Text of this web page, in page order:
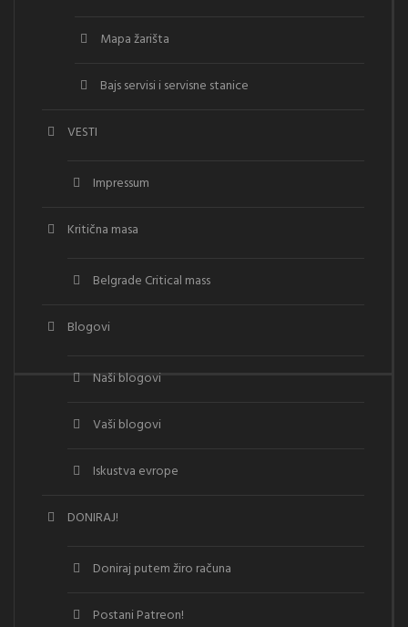
Mapa žarišta
Bajs servisi i servisne stanice
VESTI
Impressum
Kritična masa
Belgrade Critical mass
Blogovi
Naši blogovi
Vaši blogovi
Iskustva evrope
DONIRAJ!
Doniraj putem žiro računa
Postani Patreon!